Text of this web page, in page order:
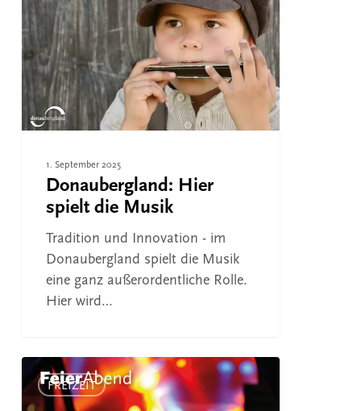
spielt
die
Musik
1. September 2025
Donaubergland: Hier
spielt die Musik
Tradition und Innovation - im
Donaubergland spielt die Musik
eine ganz außerordentliche Rolle.
Hier wird…
Honberg-
SommerFREIZEIT